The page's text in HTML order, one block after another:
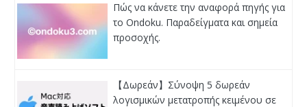
Πώς να κάνετε την αναφορά πηγής για
το Ondoku. Παραδείγματα και σημεία
προσοχής.
【Δωρεάν】Σύνοψη 5 δωρεάν
λογισμικών μετατροπής κειμένου σε